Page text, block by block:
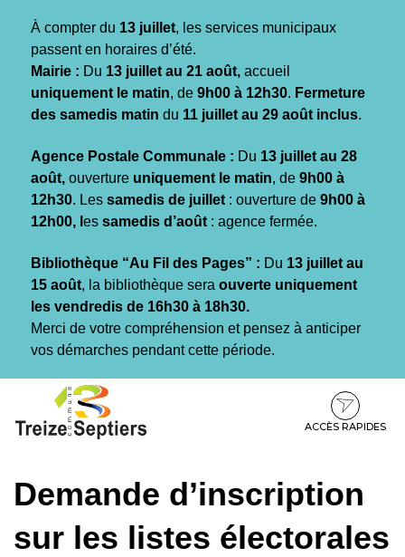
À compter du 13 juillet, les services municipaux
passent en horaires d’été.
Mairie : Du 13 juillet au 21 août, accueil
uniquement le matin, de 9h00 à 12h30. Fermeture
des samedis matin du 11 juillet au 29 août inclus.
Agence Postale Communale : Du 13 juillet au 28
août, ouverture uniquement le matin, de 9h00 à
12h30. Les samedis de juillet : ouverture de 9h00 à
12h00, l es samedis d’août : agence fermée.
Bibliothèque “Au Fil des Pages” : Du 13 juillet au
15 août, la bibliothèque sera ouverte uniquement
les vendredis de 16h30 à 18h30.
Merci de votre compréhension et pensez à anticiper
vos démarches pendant cette période.
contenu
pied
ACCÈS RAPIDES
Demande d’inscription
sur les listes électorales